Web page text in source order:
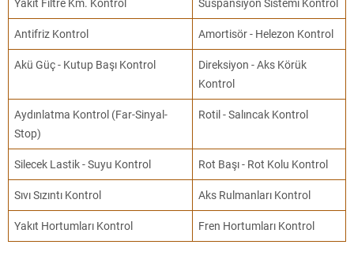
Yakıt Filtre Km. Kontrol Süspansiyon Sistemi Kontrol
Antifriz Kontrol Amortisör - Helezon Kontrol
Akü Güç - Kutup Başı Kontrol
Direksiyon - Aks Körük
Kontrol
Aydınlatma Kontrol (Far-Sinyal-
Stop)
Rotil - Salıncak Kontrol
Silecek Lastik - Suyu Kontrol Rot Başı - Rot Kolu Kontrol
Sıvı Sızıntı Kontrol Aks Rulmanları Kontrol
Yakıt Hortumları Kontrol Fren Hortumları Kontrol